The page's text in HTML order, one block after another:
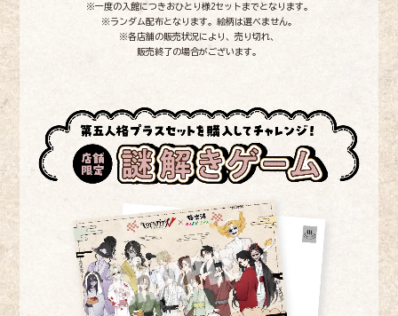
※一度の入館につきおひとり様2セットまでとなります。
※ランダム配布となります。絵柄は選べません。
※各店舗の販売状況により、売り切れ、
販売終了の場合がございます。